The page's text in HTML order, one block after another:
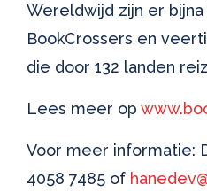
Wereldwijd zijn er
BookCrossers en
die door 132 landen
Lees meer op
Voor meer informatie:
4058 7485 of